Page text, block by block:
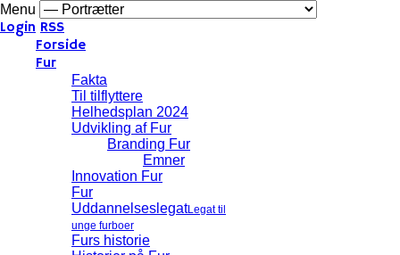
Menu
Login RSS
Forside
Fur
Fakta
Til tilflyttere
Helhedsplan 2024
Udvikling af Fur
Branding Fur
Emner
Innovation Fur
Fur
UddannelseslegatLegat til
unge furboer
Furs historie